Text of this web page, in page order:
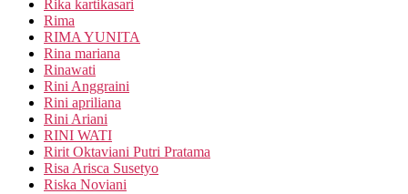
Rika kartikasari
Rima
RIMA YUNITA
Rina mariana
Rinawati
Rini Anggraini
Rini apriliana
Rini Ariani
RINI WATI
Ririt Oktaviani Putri Pratama
Risa Arisca Susetyo
Riska Noviani